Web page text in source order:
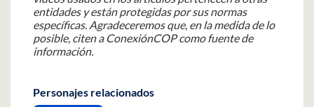
entidades y están protegidas por sus normas
específicas. Agradeceremos que, en la medida de lo
posible, citen a ConexiónCOP como fuente de
información.
Personajes relacionados